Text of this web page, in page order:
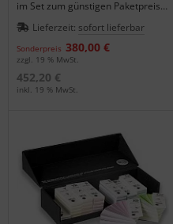
im Set zum günstigen Paketpreis
kaufen.
Lieferzeit: sofort lieferbar
Sonderpreis 380,00 €
zzgl. 19 % MwSt.
452,20 €
inkl. 19 % MwSt.